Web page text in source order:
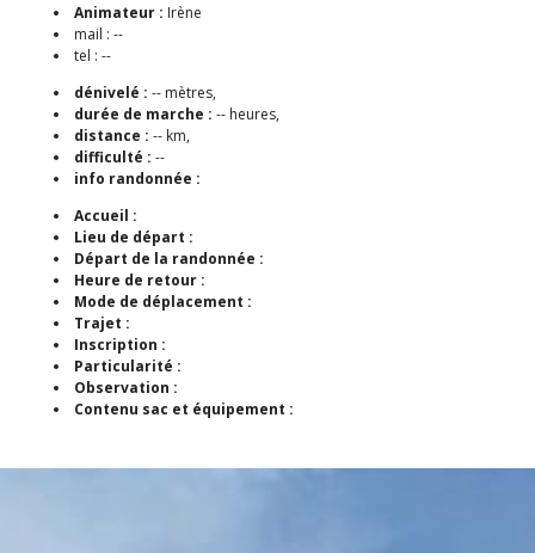
Télécharger ICS
Animateur : Irène
mail : --
tel : --
dénivelé : -- mètres,
durée de marche : -- heures,
distance : -- km,
difficulté : --
info randonnée :
Accueil :
Lieu de départ :
Départ de la randonnée :
Heure de retour :
Mode de déplacement :
Trajet :
Inscription :
Particularité :
Observation :
Contenu sac et équipement :